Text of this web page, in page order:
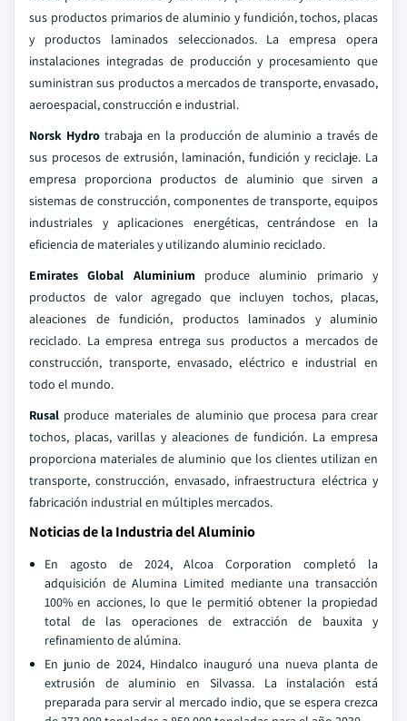
sus productos primarios de aluminio y fundición, tochos, placas
y productos laminados seleccionados. La empresa opera
instalaciones integradas de producción y procesamiento que
suministran sus productos a mercados de transporte, envasado,
aeroespacial, construcción e industrial.
Norsk Hydrotrabaja en la producción de aluminio a través de
sus procesos de extrusión, laminación, fundición y reciclaje. La
empresa proporciona productos de aluminio que sirven a
sistemas de construcción, componentes de transporte, equipos
industriales y aplicaciones energéticas, centrándose en la
eficiencia de materiales y utilizando aluminio reciclado.
Emirates Global Aluminium produce aluminio primario y
productos de valor agregado que incluyen tochos, placas,
aleaciones de fundición, productos laminados y aluminio
reciclado. La empresa entrega sus productos a mercados de
construcción, transporte, envasado, eléctrico e industrial en
todo el mundo.
Rusal produce materiales de aluminio que procesa para crear
tochos, placas, varillas y aleaciones de fundición. La empresa
proporciona materiales de aluminio que los clientes utilizan en
transporte, construcción, envasado, infraestructura eléctrica y
fabricación industrial en múltiples mercados.
Noticias de la Industria del Aluminio
En agosto de 2024, Alcoa Corporation completó la
adquisición de Alumina Limited mediante una transacción
100% en acciones, lo que le permitió obtener la propiedad
total de las operaciones de extracción de bauxita y
refinamiento de alúmina.
En junio de 2024, Hindalco inauguró una nueva planta de
extrusión de aluminio en Silvassa. La instalación está
preparada para servir al mercado indio, que se espera crezca